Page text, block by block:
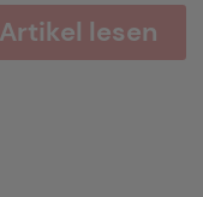
Artikel lesen